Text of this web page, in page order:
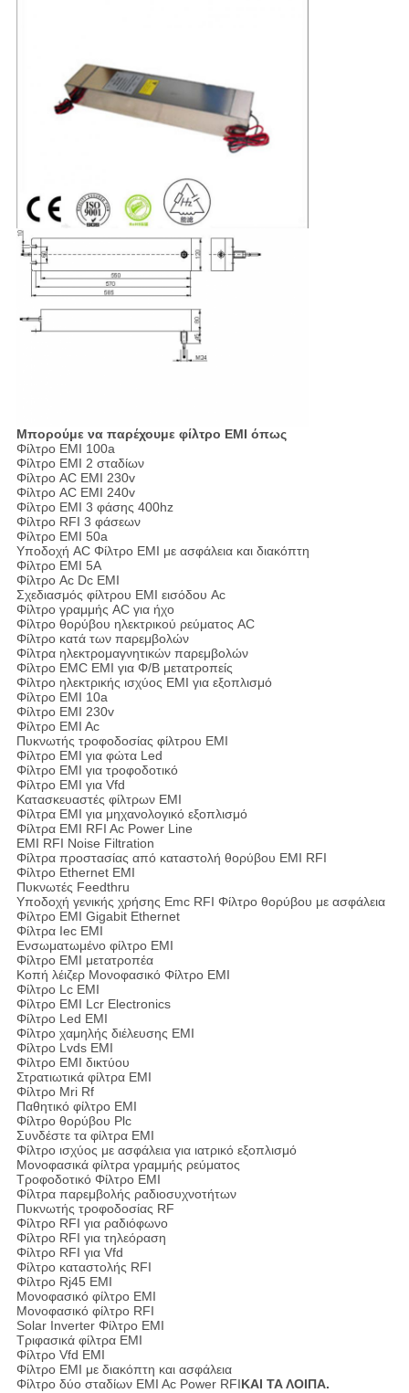
Μπορούμε να παρέχουμε φίλτρο EMI όπως
Φίλτρο EMI 100a
Φίλτρο EMI 2 σταδίων
Φίλτρο AC EMI 230v
Φίλτρο AC EMI 240v
Φίλτρο EMI 3 φάσης 400hz
Φίλτρο RFI 3 φάσεων
Φίλτρο EMI 50a
Υποδοχή AC Φίλτρο EMI με ασφάλεια και διακόπτη
Φίλτρο EMI 5A
Φίλτρο Ac Dc EMI
Σχεδιασμός φίλτρου EMI εισόδου Ac
Φίλτρο γραμμής AC για ήχο
Φίλτρο θορύβου ηλεκτρικού ρεύματος AC
Φίλτρο κατά των παρεμβολών
Φίλτρα ηλεκτρομαγνητικών παρεμβολών
Φίλτρο EMC EMI για Φ/Β μετατροπείς
Φίλτρο ηλεκτρικής ισχύος EMI για εξοπλισμό
Φίλτρο EMI 10a
Φίλτρο EMI 230v
Φίλτρο EMI Ac
Πυκνωτής τροφοδοσίας φίλτρου EMI
Φίλτρο EMI για φώτα Led
Φίλτρο EMI για τροφοδοτικό
Φίλτρο EMI για Vfd
Κατασκευαστές φίλτρων EMI
Φίλτρα EMI για μηχανολογικό εξοπλισμό
Φίλτρα EMI RFI Ac Power Line
EMI RFI Noise Filtration
Φίλτρα προστασίας από καταστολή θορύβου EMI RFI
Φίλτρο Ethernet EMI
Πυκνωτές Feedthru
Υποδοχή γενικής χρήσης Emc RFI Φίλτρο θορύβου με ασφάλεια
Φίλτρο EMI Gigabit Ethernet
Φίλτρα Iec EMI
Ενσωματωμένο φίλτρο EMI
Φίλτρο EMI μετατροπέα
Κοπή λέιζερ Μονοφασικό Φίλτρο EMI
Φίλτρο Lc EMI
Φίλτρο EMI Lcr Electronics
Φίλτρο Led EMI
Φίλτρο χαμηλής διέλευσης EMI
Φίλτρο Lvds EMI
Φίλτρο EMI δικτύου
Στρατιωτικά φίλτρα EMI
Φίλτρο Mri Rf
Παθητικό φίλτρο EMI
Φίλτρο θορύβου Plc
Συνδέστε τα φίλτρα EMI
Φίλτρο ισχύος με ασφάλεια για ιατρικό εξοπλισμό
Μονοφασικά φίλτρα γραμμής ρεύματος
Τροφοδοτικό Φίλτρο EMI
Φίλτρα παρεμβολής ραδιοσυχνοτήτων
Πυκνωτής τροφοδοσίας RF
Φίλτρο RFI για ραδιόφωνο
Φίλτρο RFI για τηλεόραση
Φίλτρο RFI για Vfd
Φίλτρο καταστολής RFI
Φίλτρο Rj45 EMI
Μονοφασικό φίλτρο EMI
Μονοφασικό φίλτρο RFI
Solar Inverter Φίλτρο EMI
Τριφασικά φίλτρα EMI
Φίλτρο Vfd EMI
Φίλτρο EMI με διακόπτη και ασφάλεια
Φίλτρο δύο σταδίων EMI Ac Power RFIΚΑΙ ΤΑ ΛΟΙΠΑ.